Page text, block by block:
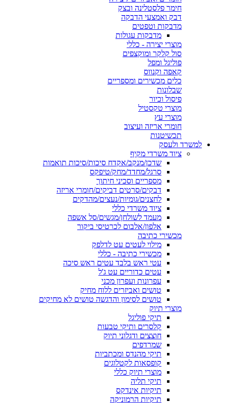
חימר פלסטלינה ובצק
דבק ואמצעי הדבקה
מדבקות וטפטים
מדבקות עגולות
מוצרי יצירה - כללי
סול קלקר ומוקצפים
פוליגל ומפל
קאפה וקנווס
כלים מכשירים ומספריים
שבלונות
פיסול וכיור
מוצרי טקסטיל
מוצרי עץ
חומרי אריזה ועיצוב
תכשיטנות
למשרד ולעסק
ציוד משרדי מקיף
שדכן/מנקב/אקדח סיכות/סיכות תואמות
סרגל/מחדד/מחק/טיפקס
מספריים וסכיני חיתוך
דבקים/סרטים דביקים/חומרי אריזה
לחצנים/גומיות/נעצים/מהדקים
ציוד משרדי כללי
מעמד לשולחן/מגשים/סל אשפה
אלפון/אלבום לכרטיסי ביקור
מכשירי כתיבה
מילוי לעטים עט לדלפק
מכשירי כתיבה - כללי
עטי ראש בלבד עטים ראש סיכה
עטים כדוריים עט ג'ל
עפרונות ועפרון מכני
טושים ואביזרים ללוח מחיק
טושים לסימון והדגשה טושים לא מחיקים
מוצרי תיוק
תיקי פוליגל
קלסרים ותיקי טבעות
חוצצים ודגלוני תיוק
שמרדפים
תיקי מהנדס ומכתביות
קופסאות לקטלוגים
מוצרי תיוק כללי
תיקי תליה
תיקיות אינדקס
תיקיות הרמוניקה